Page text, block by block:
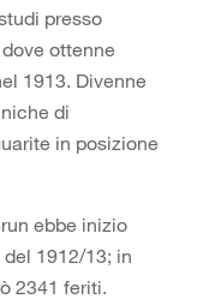
presso
ottenne
1913. Divenne
di
in posizione
ebbe inizio
1912/13; in
2341 feriti.